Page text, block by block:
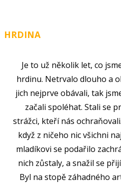
HRDINA
Je to už několik let, co
hrdinu. Netrvalo dlouho a
jich nejprve obávali, tak
začali spoléhat. Stali se
strážci, kteří nás
když z ničeho nic všichni
mladíkovi se podařilo
nich zůstaly, a snažil se
Byl na stopě záhadného